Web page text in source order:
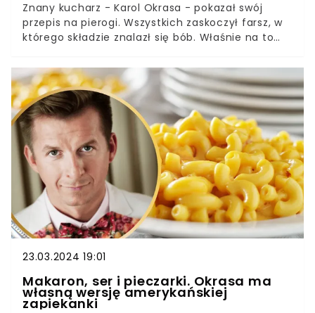
Znany kucharz - Karol Okrasa - pokazał swój
przepis na pierogi. Wszystkich zaskoczył farsz, w
którego składzie znalazł się bób. Właśnie na to
dlatego dowiedz się, jak przygotować te pierogi.
Ich smak zostanie z tobą na długo.
23.03.2024 19:01
Makaron, ser i pieczarki. Okrasa ma
własną wersję amerykańskiej
zapiekanki